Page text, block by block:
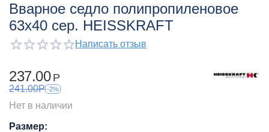
Вварное седло полипропиленовое
63x40 сер. HEISSKRAFT
Написать отзыв
237.00 Р
241.00Р -2%
Нет в наличии
Размер: